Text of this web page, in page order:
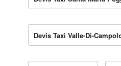
Devis Taxi Valle-Di-